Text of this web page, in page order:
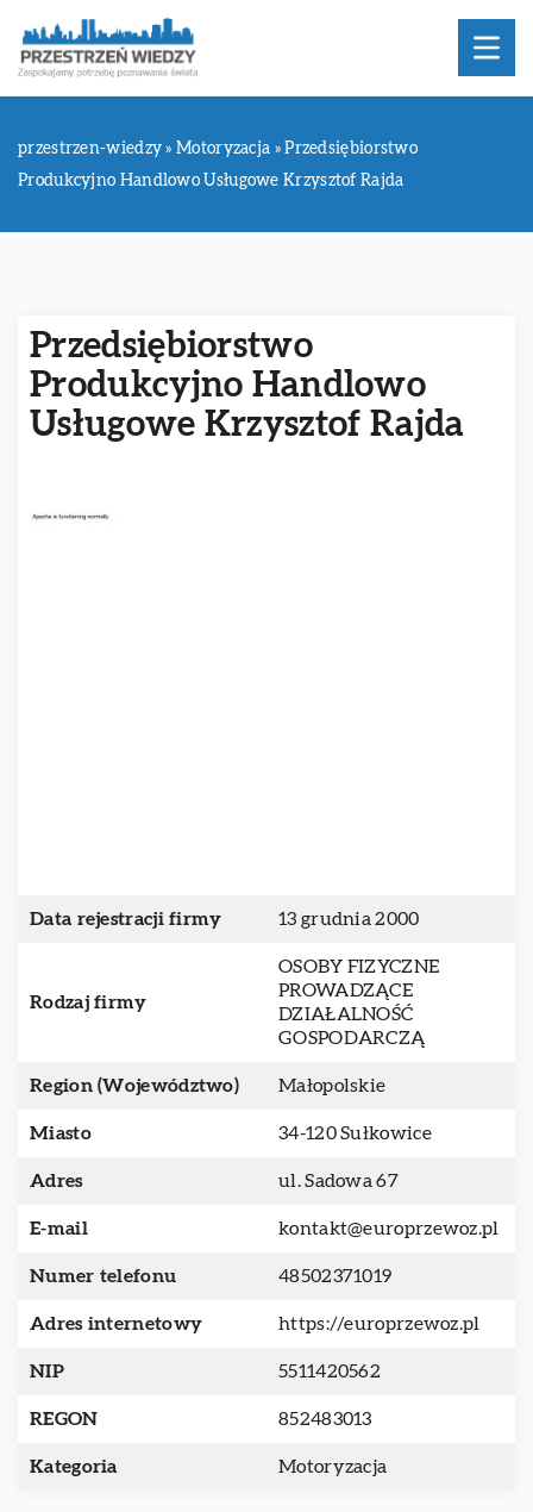
przestrzen-wiedzy »Motoryzacja »Przedsiębiorstwo
Produkcyjno Handlowo Usługowe Krzysztof Rajda
Przedsiębiorstwo
Produkcyjno Handlowo
Usługowe Krzysztof Rajda
Data rejestracji firmy 13 grudnia 2000
Rodzaj firmy
OSOBY FIZYCZNE
PROWADZĄCE
DZIAŁALNOŚĆ
GOSPODARCZĄ
Region (Województwo) Małopolskie
Miasto 34-120 Sułkowice
Adres ul. Sadowa 67
E-mail kontakt@europrzewoz.pl
Numer telefonu 48502371019
Adres internetowy https://europrzewoz.pl
NIP 5511420562
REGON 852483013
Kategoria Motoryzacja